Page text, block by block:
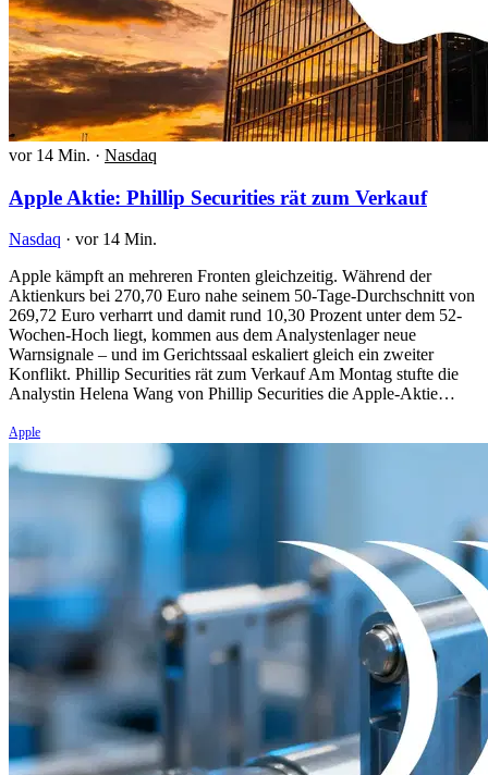
vor 14 Min. · Nasdaq
Apple Aktie: Phillip Securities rät zum Verkauf
Nasdaq · vor 14 Min.
Apple kämpft an mehreren Fronten gleichzeitig. Während der
Aktienkurs bei 270,70 Euro nahe seinem 50-Tage-Durchschnitt von
269,72 Euro verharrt und damit rund 10,30 Prozent unter dem 52-
Wochen-Hoch liegt, kommen aus dem Analystenlager neue
Warnsignale – und im Gerichtssaal eskaliert gleich ein zweiter
Konflikt. Phillip Securities rät zum Verkauf Am Montag stufte die
Analystin Helena Wang von Phillip Securities die Apple-Aktie…
Apple